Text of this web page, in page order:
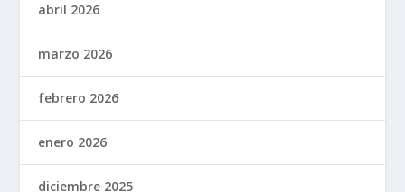
abril 2026
marzo 2026
febrero 2026
enero 2026
diciembre 2025